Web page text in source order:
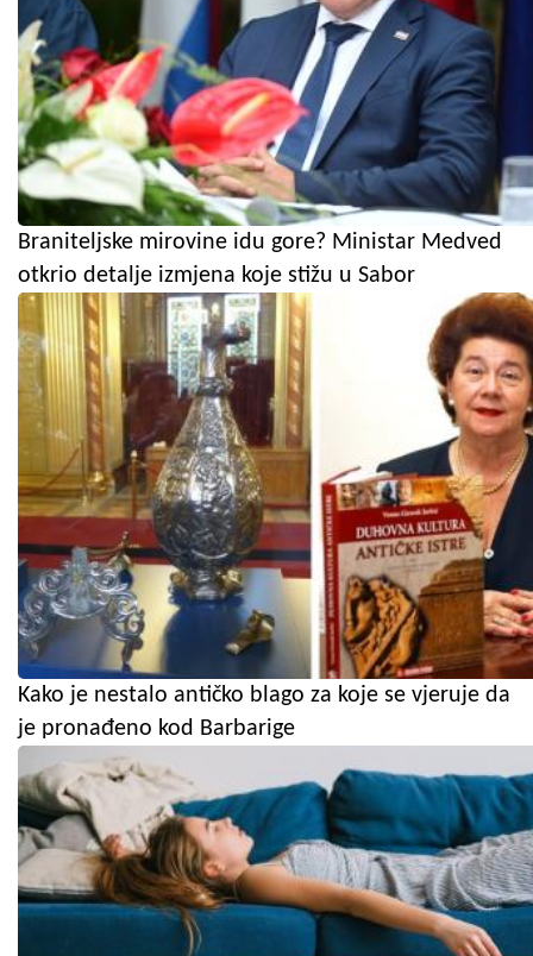
Braniteljske mirovine idu gore? Ministar Medved
otkrio detalje izmjena koje stižu u Sabor
Kako je nestalo antičko blago za koje se vjeruje da
je pronađeno kod Barbarige